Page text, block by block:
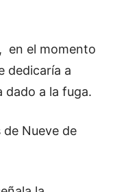
en el momento
dedicaría a
dado a la fuga.
Nueve de